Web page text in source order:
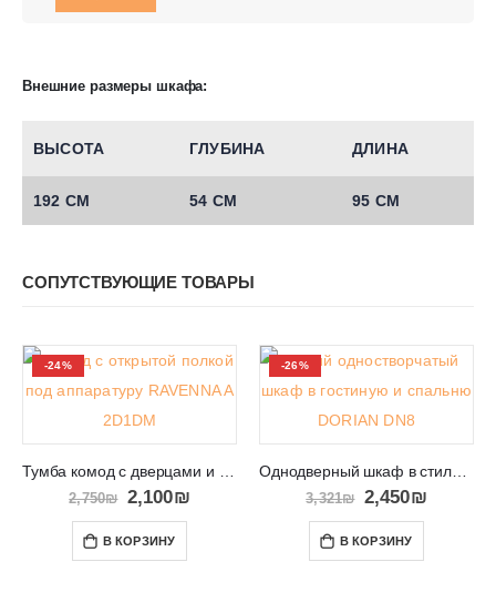
Внешние размеры шкафа:
ВЫСОТА ГЛУБИНА ДЛИНА
192 СМ 54 СМ 95 СМ
СОПУТСТВУЮЩИЕ ТОВАРЫ
-24%
2,750₪ 2,100₪
В КОРЗИНУ
-26%
Однодверный шкаф в стиле кафри с полками DORIAN DN8
3,321₪ 2,450₪
В КОРЗИНУ